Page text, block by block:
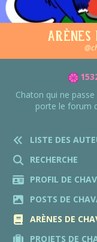
Arènes
Chaton qui ne
porte le forum
LISTE DES
RECHERCHE
PROFIL DE
POSTS DE
ARÈNES DE
PROJETS DE